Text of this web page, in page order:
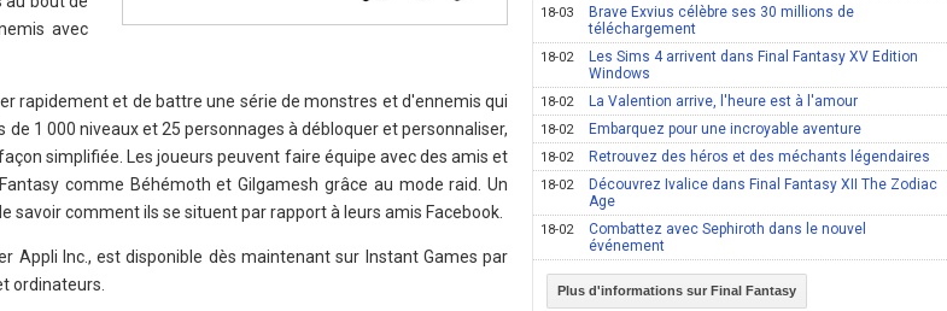
avec
rapidement et de battre une série de monstres et d'ennemis qui
1 000 niveaux et 25 personnages à débloquer et personnaliser,
simplifiée. Les joueurs peuvent faire équipe avec des amis et
comme Béhémoth et Gilgamesh grâce au mode raid. Un
comment ils se situent par rapport à leurs amis Facebook.
Appli Inc., est disponible dès maintenant sur Instant Games par
ordinateurs.
18-03
Brave Exvius célèbre ses 30 millions de
téléchargement
18-02
Les Sims 4 arrivent dans Final Fantasy XV Edition
Windows
18-02 La Valention arrive, l'heure est à l'amour
18-02 Embarquez pour une incroyable aventure
18-02 Retrouvez des héros et des méchants légendaires
18-02
Découvrez Ivalice dans Final Fantasy XII The Zodiac
Age
18-02
Combattez avec Sephiroth dans le nouvel
événement
Plus d'informations sur Final Fantasy